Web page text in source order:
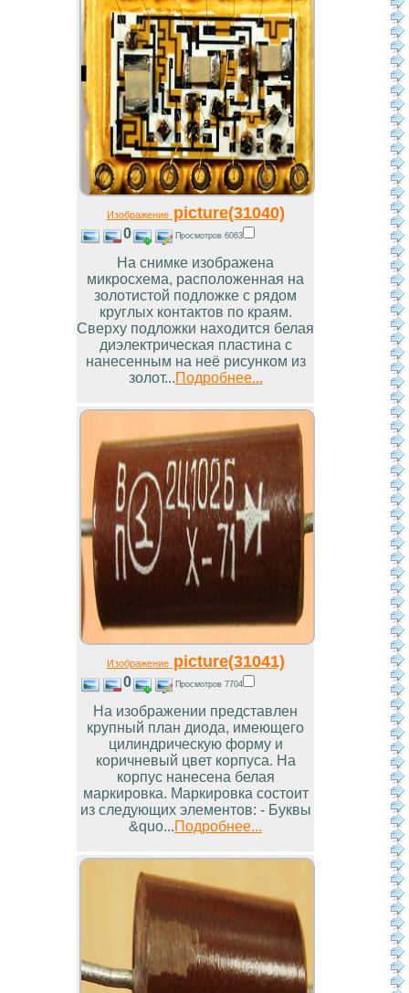
Изображениеpicture(31040)
0 Просмотров 6063
На снимке изображена
микросхема, расположенная на
золотистой подложке с рядом
круглых контактов по краям.
Сверху подложки находится белая
диэлектрическая пластина с
нанесенным на неё рисунком из
золот...Подробнее...
Изображениеpicture(31041)
0 Просмотров 7704
На изображении представлен
крупный план диода, имеющего
цилиндрическую форму и
коричневый цвет корпуса. На
корпус нанесена белая
маркировка. Маркировка состоит
из следующих элементов: - Буквы
&quo...Подробнее...